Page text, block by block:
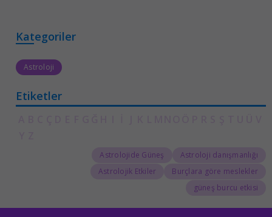
Kategoriler
Astroloji
Etiketler
Astroloji danışmanlığı
Astrolojide Güneş
Burçlara göre meslekler
Astrolojik Etkiler
güneş burcu etkisi